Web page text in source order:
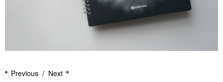
Next
Previous